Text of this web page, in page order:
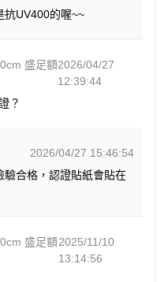
抗UV400的喔~~
盛足額2026/04/27
12:39:44
？
2026/04/27 15:46:54
合格，認證貼紙會貼在
盛足額2025/11/10
13:14:56